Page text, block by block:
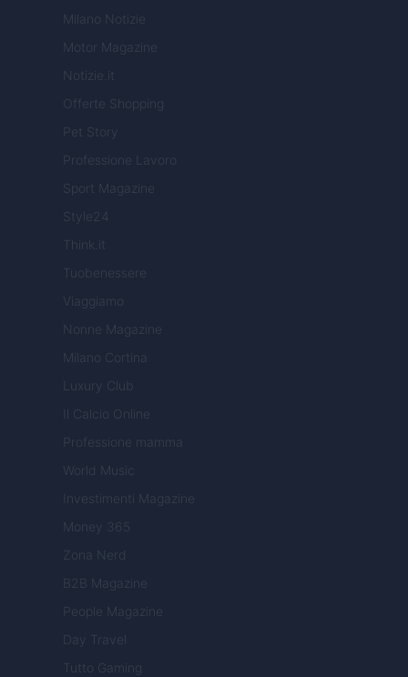
Milano Notizie
Motor Magazine
Notizie.it
Offerte Shopping
Pet Story
Professione Lavoro
Sport Magazine
Style24
Think.it
Tuobenessere
Viaggiamo
Nonne Magazine
Milano Cortina
Luxury Club
Il Calcio Online
Professione mamma
World Music
Investimenti Magazine
Money 365
Zona Nerd
B2B Magazine
People Magazine
Day Travel
Tutto Gaming